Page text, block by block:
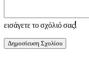
εισάγετε το σχόλιό σας!